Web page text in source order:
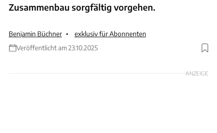
Zusammenbau sorgfältig vorgehen.
Benjamin Büchner
exklusiv für Abonnenten
Veröffentlicht am 23.10.2025
Foto: Andreas Becker
ANZEIGE